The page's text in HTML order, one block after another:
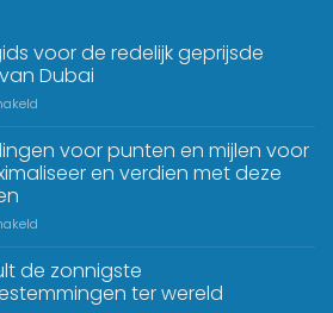
voor de redelijk geprijsde
Dubai
voor punten en mijlen voor
en verdien met deze
de zonnigste
ter wereld